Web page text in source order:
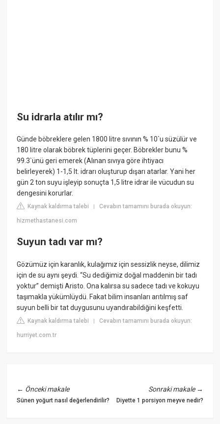
Su idrarla atılır mı?
Günde böbreklere gelen 1800 litre sıvının % 10`u süzülür ve
180 litre olarak böbrek tüplerini geçer. Böbrekler bunu %
99.3`ünü geri emerek (Alınan sıvıya göre ihtiyacı
belirleyerek) 1-1,5 lt. idrarı oluşturup dışarı atarlar. Yani her
gün 2 ton suyu işleyip sonuçta 1,5 litre idrar ile vücudun su
dengesini korurlar.
Kaynak kaldırma talebi |Cevabın tamamını burada okuyun:
hizmethastanesi.com
Suyun tadı var mı?
Gözümüz için karanlık, kulağımız için sessizlik neyse, dilimiz
için de su aynı şeydi. “Su dediğimiz doğal maddenin bir tadı
yoktur” demişti Aristo. Ona kalırsa su sadece tadı ve kokuyu
taşımakla yükümlüydü. Fakat bilim insanları arıtılmış saf
suyun belli bir tat duygusunu uyandırabildiğini keşfetti.
Kaynak kaldırma talebi |Cevabın tamamını burada okuyun:
hurriyet.com.tr
← Önceki makale
Sünen yoğurt nasıl değerlendirilir?
Sonraki makale→
Diyette 1 porsiyon meyve nedir?